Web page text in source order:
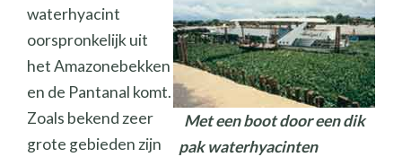
Met een boot door een dik
pak waterhyacinten
waterhyacint
oorspronkelijk uit
het Amazonebekken
en de Pantanal komt.
Zoals bekend zeer
grote gebieden zijn